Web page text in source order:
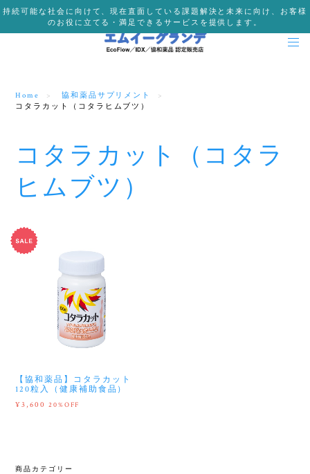
持続可能な社会に向けて、現在直面している課題解決と未来に向け、お客様
のお役に立てる・満足できるサービスを提供します。
Home
協和薬品サプリメント
コタラカット（コタラヒムブツ）
コタラカット（コタラ
ヒムブツ）
【協和薬品】コタラカット
120粒入（健康補助食品）
¥3,600 20%OFF
商品カテゴリー